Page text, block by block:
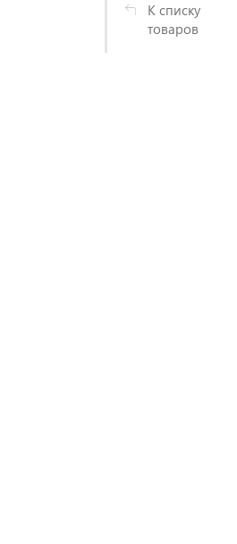
К списку
товаров